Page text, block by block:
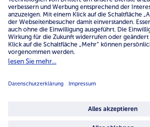
Mo.-Fr.: 7-21 Uhr Sa: 8-16 Uhr
Service
Unternehmen
Über uns